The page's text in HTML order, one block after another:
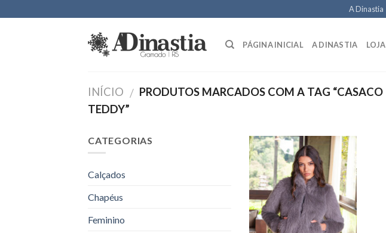
to
A Dinastia
PÁGINA INICIAL A DINASTIA LOJA
INÍCIO / PRODUTOS MARCADOS COM A TAG “CASACO
TEDDY”
CATEGORIAS
Calçados
Chapéus
Feminino